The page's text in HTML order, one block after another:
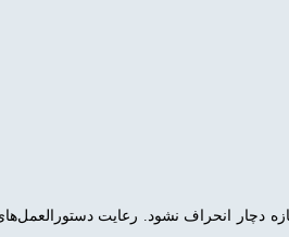
دچار انحراف نشود. رعایت دستورالعمل‌های